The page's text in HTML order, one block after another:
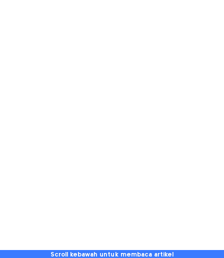
Scroll kebawah untuk membaca artikel